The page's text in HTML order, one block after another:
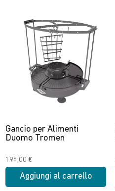
Gancio per Alimenti
Duomo Tromen
195,00 €
Aggiungi al carrello